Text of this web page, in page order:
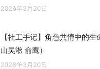
2026年3月20日
【社工手记】角色共情中的生
山吴淞 俞鹰）
2026年3月20日